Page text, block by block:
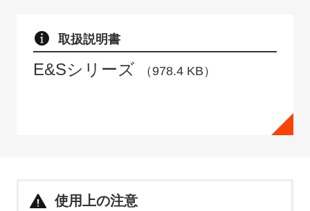
取扱説明書
E&Sシリーズ （978.4 KB）
使用上の注意